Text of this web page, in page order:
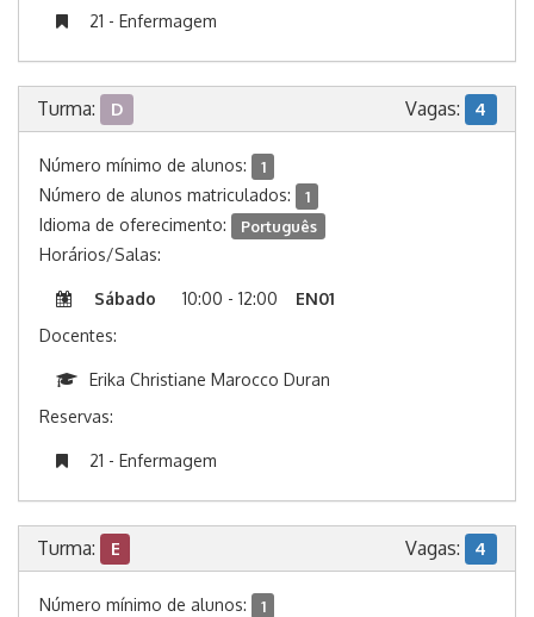
21 - Enfermagem
Turma: D Vagas: 4
Número mínimo de alunos: 1
Número de alunos matriculados: 1
Idioma de oferecimento: Português
Horários/Salas:
Sábado 10:00 - 12:00
EN01
Docentes:
Erika Christiane Marocco Duran
Reservas:
21 - Enfermagem
Turma: E Vagas: 4
Número mínimo de alunos: 1